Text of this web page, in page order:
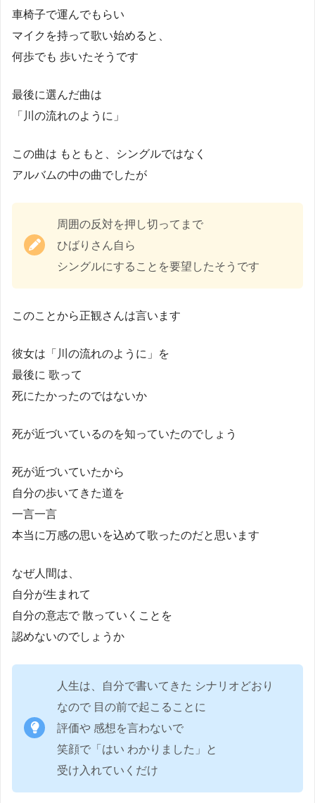
車椅子で運んでもらい
マイクを持って歌い始めると、
何歩でも 歩いたそうです
最後に選んだ曲は
「川の流れのように」
この曲は もともと、シングルではなく
アルバムの中の曲でしたが
周囲の反対を押し切ってまで
ひばりさん自ら
シングルにすることを要望したそうです
このことから正観さんは言います
彼女は「川の流れのように」を
最後に 歌って
死にたかったのではないか
死が近づいているのを知っていたのでしょう
死が近づいていたから
自分の歩いてきた道を
一言一言
本当に万感の思いを込めて歌ったのだと思います
なぜ人間は、
自分が生まれて
自分の意志で 散っていくことを
認めないのでしょうか
人生は、自分で書いてきた シナリオどおり
なので 目の前で起こることに
評価や 感想を言わないで
笑顔で「はい わかりました」と
受け入れていくだけ